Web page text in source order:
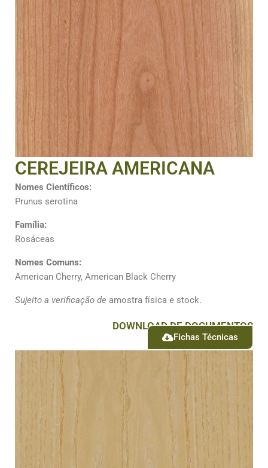
CEREJEIRA AMERICANA
Nomes Científicos:
Prunus serotina
Família:
Rosáceas
Nomes Comuns:
American Cherry, American Black Cherry
Sujeito a verificação de amostra física e stock.
DOWNLOAD DE DOCUMENTOS
Fichas Técnicas